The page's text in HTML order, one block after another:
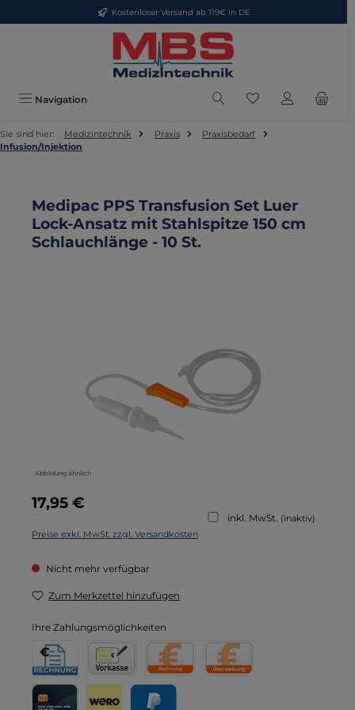
Zum Hauptinhalt springenKostenloser Versand ab 119€ in DE
Navigation Du hast 0
Sie sind hier: Medizintechnik Praxis
Praxisbedarf
Infusion/Injektion
Medipac PPS Transfusion Set Luer
Lock-Ansatz mit Stahlspitze 150 cm
Schlauchlänge - 10 St.
Abbildung ähnlich
Regulärer Preis:
17,95 €
inkl. MwSt. (inaktiv)
Preise exkl. MwSt. zzgl. Versandkosten
Nicht mehr verfügbar
Zum Merkzettel hinzufügen
Ihre Zahlungsmöglichkeiten